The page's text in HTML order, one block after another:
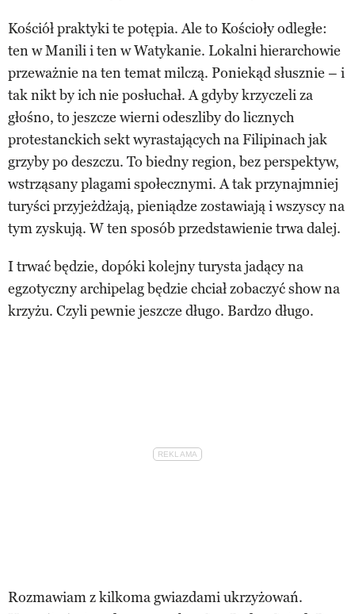
Kościół praktyki te potępia. Ale to Kościoły odległe:
ten w Manili i ten w Watykanie. Lokalni hierarchowie
przeważnie na ten temat milczą. Poniekąd słusznie – i
tak nikt by ich nie posłuchał. A gdyby krzyczeli za
głośno, to jeszcze wierni odeszliby do licznych
protestanckich sekt wyrastających na Filipinach jak
grzyby po deszczu. To biedny region, bez perspektyw,
wstrząsany plagami społecznymi. A tak przynajmniej
turyści przyjeżdżają, pieniądze zostawiają i wszyscy na
tym zyskują. W ten sposób przedstawienie trwa dalej.
I trwać będzie, dopóki kolejny turysta jadący na
egzotyczny archipelag będzie chciał zobaczyć show na
krzyżu. Czyli pewnie jeszcze długo. Bardzo długo.
Rozmawiam z kilkoma gwiazdami ukrzyżowań.